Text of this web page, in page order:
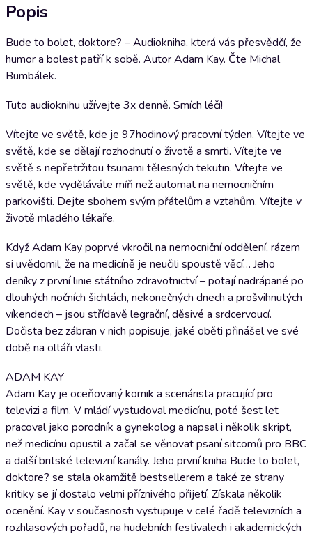
Popis
Bude to bolet, doktore? – Audiokniha, která vás přesvědčí, že
humor a bolest patří k sobě. Autor Adam Kay. Čte Michal
Bumbálek.
Tuto audioknihu užívejte 3x denně. Smích léčí!
Vítejte ve světě, kde je 97hodinový pracovní týden. Vítejte ve
světě, kde se dělají rozhodnutí o životě a smrti. Vítejte ve
světě s nepřetržitou tsunami tělesných tekutin. Vítejte ve
světě, kde vyděláváte míň než automat na nemocničním
parkovišti. Dejte sbohem svým přátelům a vztahům. Vítejte v
životě mladého lékaře.
Když Adam Kay poprvé vkročil na nemocniční oddělení, rázem
si uvědomil, že na medicíně je neučili spoustě věcí… Jeho
deníky z první linie státního zdravotnictví – potají nadrápané po
dlouhých nočních šichtách, nekonečných dnech a prošvihnutých
víkendech – jsou střídavě legrační, děsivé a srdcervoucí.
Dočista bez zábran v nich popisuje, jaké oběti přinášel ve své
době na oltáři vlasti.
ADAM KAY
Adam Kay je oceňovaný komik a scenárista pracující pro
televizi a film. V mládí vystudoval medicínu, poté šest let
pracoval jako porodník a gynekolog a napsal i několik skript,
než medicínu opustil a začal se věnovat psaní sitcomů pro BBC
a další britské televizní kanály. Jeho první kniha Bude to bolet,
doktore? se stala okamžitě bestsellerem a také ze strany
kritiky se jí dostalo velmi příznivého přijetí. Získala několik
ocenění. Kay v současnosti vystupuje v celé řadě televizních a
rozhlasových pořadů, na hudebních festivalech i akademických